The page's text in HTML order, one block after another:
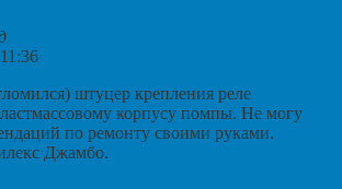
штуцер крепления реле
корпусу помпы. Не могу
по ремонту своими руками.
Джамбо.